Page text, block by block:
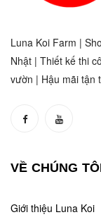
Luna Koi Farm |
Nhật | Thiết kế thi
vườn | Hậu mãi tận
VỀ CHÚNG
Giới thiệu Luna Koi